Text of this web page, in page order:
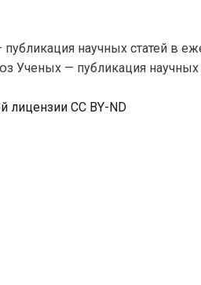
научных статей в
Ученых — публикация
лицензии CC BY-ND